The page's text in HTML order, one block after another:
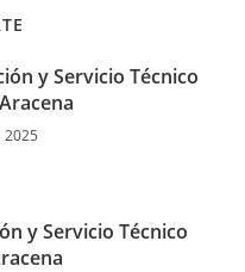
y Servicio Técnico
2025
y Servicio Técnico